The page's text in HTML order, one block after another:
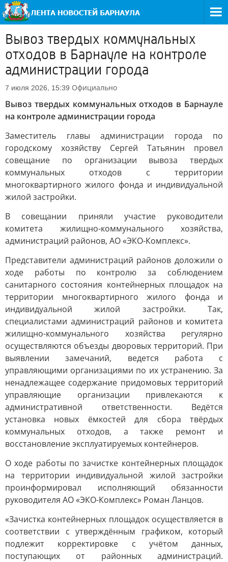
Вывоз твердых коммунальных
отходов в Барнауле на контроле
администрации города
7 июля 2026, 15:39 Официально
Вывоз твердых коммунальных отходов в Барнауле
на контроле администрации города
Заместитель главы администрации города по
городскому хозяйству Сергей Татьянин провел
совещание по организации вывоза твердых
коммунальных отходов с территории
многоквартирного жилого фонда и индивидуальной
жилой застройки.
В совещании приняли участие руководители
комитета жилищно-коммунального хозяйства,
администраций районов, АО «ЭКО-Комплекс».
Представители администраций районов доложили о
ходе работы по контролю за соблюдением
санитарного состояния контейнерных площадок на
территории многоквартирного жилого фонда и
индивидуальной жилой застройки. Так,
специалистами администраций районов и комитета
жилищно-коммунального хозяйства регулярно
осуществляются объезды дворовых территорий. При
выявлении замечаний, ведется работа с
управляющими организациями по их устранению. За
ненадлежащее содержание придомовых территорий
управляющие организации привлекаются к
административной ответственности. Ведётся
установка новых ёмкостей для сбора твёрдых
коммунальных отходов, а также ремонт и
восстановление эксплуатируемых контейнеров.
О ходе работы по зачистке контейнерных площадок
на территории индивидуальной жилой застройки
проинформировал исполняющий обязанности
руководителя АО «ЭКО-Комплекс» Роман Ланцов.
«Зачистка контейнерных площадок осуществляется в
соответствии с утверждённым графиком, который
подлежит корректировке с учётом данных,
поступающих от районных администраций.